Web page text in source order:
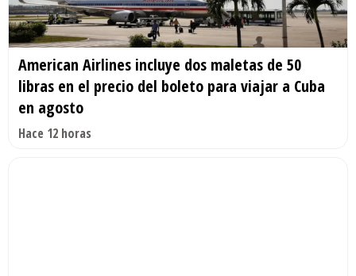
American Airlines incluye dos maletas de 50
libras en el precio del boleto para viajar a Cuba
en agosto
Hace 12 horas